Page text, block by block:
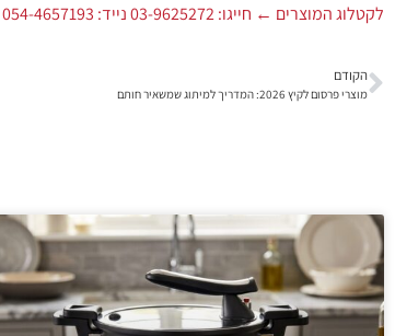
לקטלוג המוצרים ← חייגו: 03-9625272 נייד: 054-4657193
הקודם
מוצרי פרסום לקיץ 2026: המדריך למיתוג שמשאיר חותם